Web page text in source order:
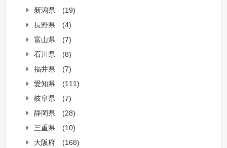
新潟県
(19)
長野県
(4)
富山県
(7)
石川県
(8)
福井県
(7)
愛知県
(111)
岐阜県
(7)
静岡県
(28)
三重県
(10)
大阪府
(168)